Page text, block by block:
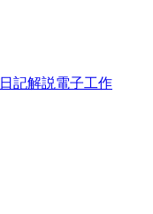
日記解説電子工作